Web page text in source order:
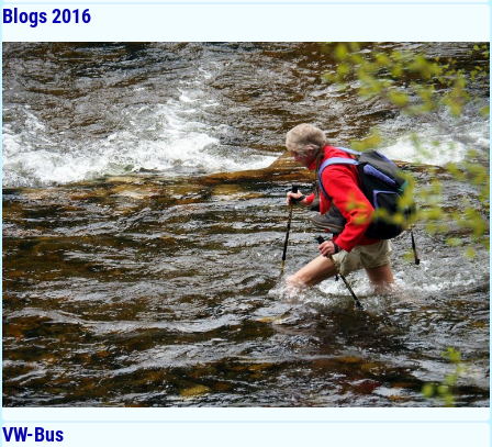
Blogs 2016
VW-Bus